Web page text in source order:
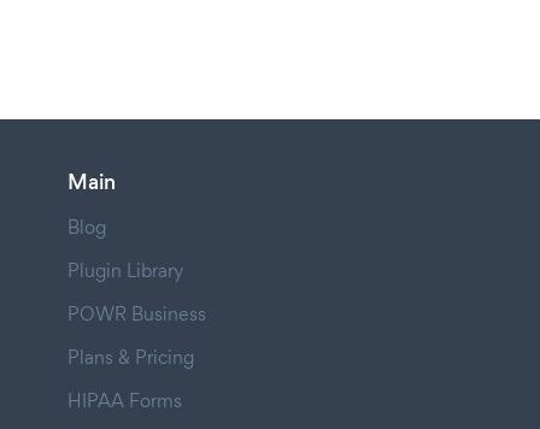
Main
Blog
Plugin Library
POWR Business
Plans & Pricing
HIPAA Forms